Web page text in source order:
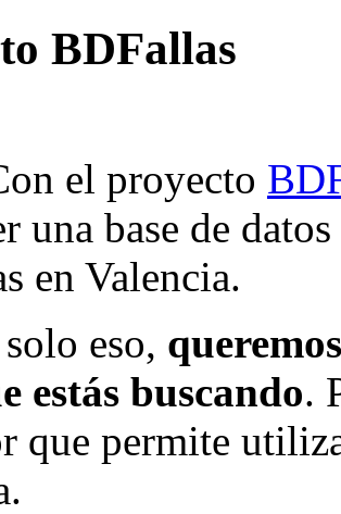
BDFallas
el proyecto
una base de
en Valencia.
eso,
estás buscando.
que permite